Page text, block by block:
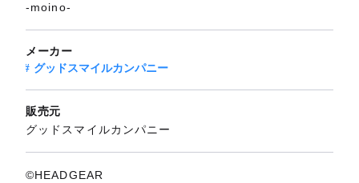
-moino-
メーカー
グッドスマイルカンパニー
販売元
グッドスマイルカンパニー
©HEADGEAR